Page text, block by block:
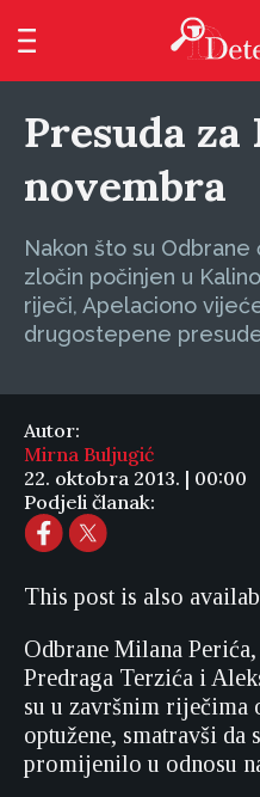
Presuda za
novembra
Nakon što su
zločin počinjen u
riječi, Apelaciono
drugostepene
Autor:
Mirna Buljugić
22. oktobra 2013. | 00:00
Podjeli članak:
This post is also
Odbrane Milana
Predraga Terzića i
su u završnim riječima
optužene, smatravši
promijenilo u odnosu